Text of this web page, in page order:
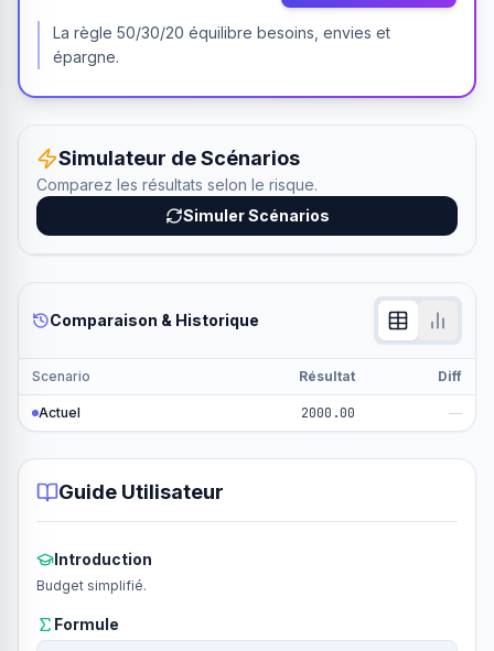
La règle 50/30/20 équilibre besoins, envies et
épargne.
Simulateur de Scénarios
Comparez les résultats selon le risque.
Simuler Scénarios
Comparaison & Historique
Scenario Résultat Diff
Actuel 2000.00 —
Guide Utilisateur
Introduction
Budget simplifié.
Formule